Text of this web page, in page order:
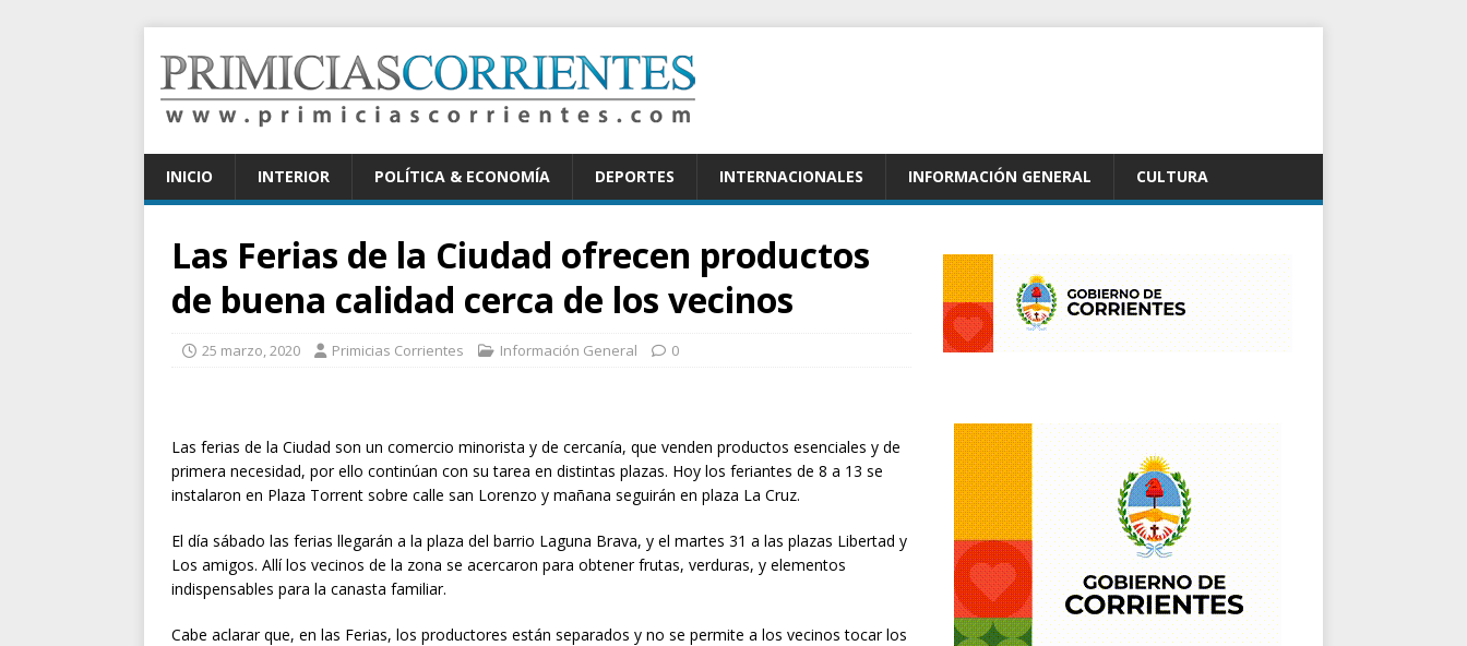
INICIO INTERIOR POLÍTICA & ECONOMÍA DEPORTES INTERNACIONALES INFORMACIÓN GENERAL CULTURA
Las Ferias de la Ciudad ofrecen productos
de buena calidad cerca de los vecinos
25 marzo, 2020 Primicias Corrientes Información General 0
Las ferias de la Ciudad son un comercio minorista y de cercanía, que venden productos esenciales y de
primera necesidad, por ello continúan con su tarea en distintas plazas. Hoy los feriantes de 8 a 13 se
instalaron en Plaza Torrent sobre calle san Lorenzo y mañana seguirán en plaza La Cruz.
El día sábado las ferias llegarán a la plaza del barrio Laguna Brava, y el martes 31 a las plazas Libertad y
Los amigos. Allí los vecinos de la zona se acercaron para obtener frutas, verduras, y elementos
indispensables para la canasta familiar.
Cabe aclarar que, en las Ferias, los productores están separados y no se permite a los vecinos tocar los